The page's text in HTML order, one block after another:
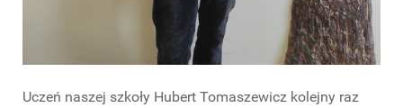
Uczeń naszej szkoły Hubert Tomaszewicz kolejny raz